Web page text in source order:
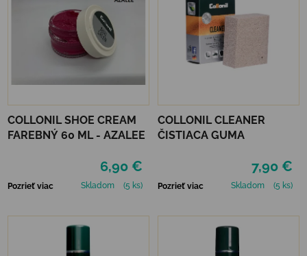
COLLONIL SHOE CREAM
FAREBNÝ 60 ML - AZALEE
6,90 €
Pozrieť viac Skladom (5 ks)
COLLONIL CLEANER
ČISTIACA GUMA
7,90 €
Pozrieť viac Skladom (5 ks)